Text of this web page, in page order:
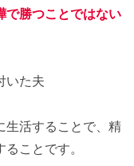
で勝つことではない
生活することで、精
ことです。